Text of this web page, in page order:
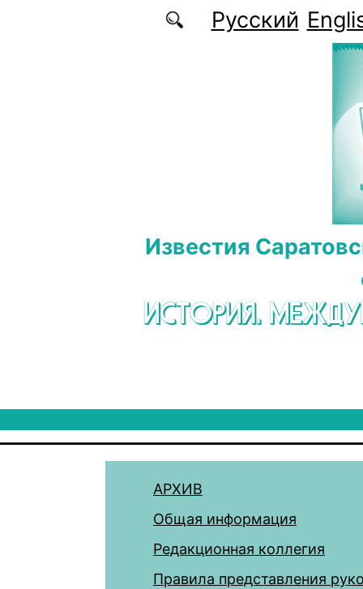
Перейти к основному содержаниюРусский
Известия
ИСТОРИЯ.
АРХИВ
Общая информация
Редакционная коллегия
Правила представления